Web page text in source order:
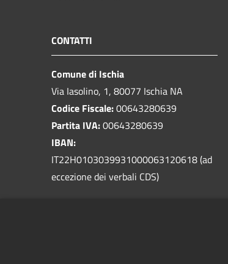
CONTATTI
Comune di Ischia
Via Iasolino, 1, 80077 Ischia NA
Codice Fiscale:00643280639
Partita IVA:00643280639
IBAN:
IT22H0103039931000063120618 (ad
eccezione dei verbali CDS)